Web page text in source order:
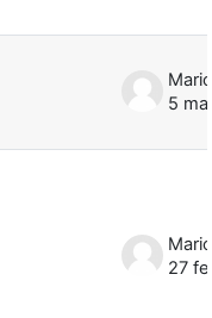
5
27